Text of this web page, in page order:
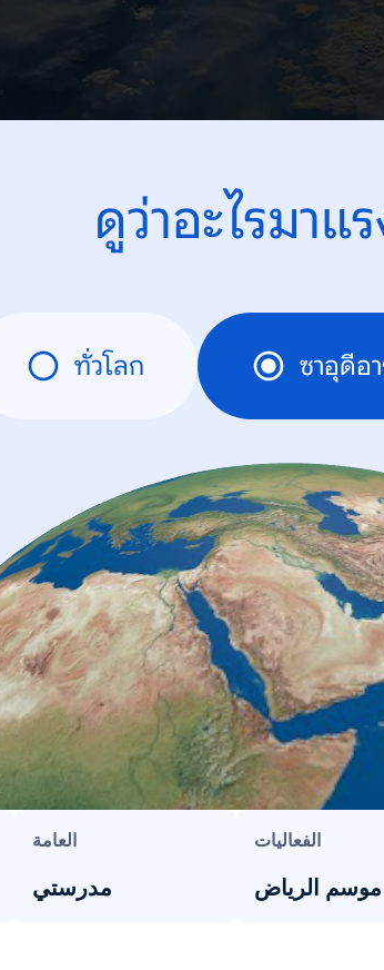
ดูว่าอะไรมาแ
ทั่วโลก ซาอุดีอ
العامة
مدرستي
الفعاليات
موسم الرياض